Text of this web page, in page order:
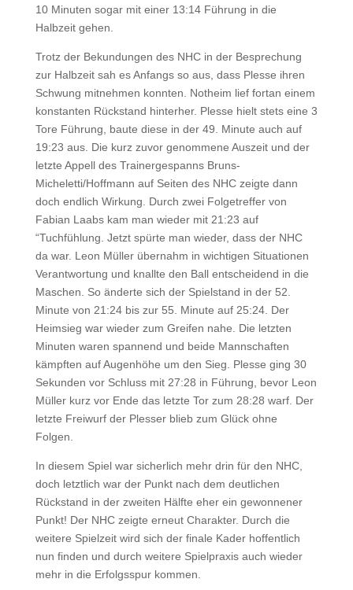
10 Minuten sogar mit einer 13:14 Führung in die
Halbzeit gehen.
Trotz der Bekundungen des NHC in der Besprechung
zur Halbzeit sah es Anfangs so aus, dass Plesse ihren
Schwung mitnehmen konnten. Notheim lief fortan einem
konstanten Rückstand hinterher. Plesse hielt stets eine 3
Tore Führung, baute diese in der 49. Minute auch auf
19:23 aus. Die kurz zuvor genommene Auszeit und der
letzte Appell des Trainergespanns Bruns-
Micheletti/Hoffmann auf Seiten des NHC zeigte dann
doch endlich Wirkung. Durch zwei Folgetreffer von
Fabian Laabs kam man wieder mit 21:23 auf
“Tuchfühlung. Jetzt spürte man wieder, dass der NHC
da war. Leon Müller übernahm in wichtigen Situationen
Verantwortung und knallte den Ball entscheidend in die
Maschen. So änderte sich der Spielstand in der 52.
Minute von 21:24 bis zur 55. Minute auf 25:24. Der
Heimsieg war wieder zum Greifen nahe. Die letzten
Minuten waren spannend und beide Mannschaften
kämpften auf Augenhöhe um den Sieg. Plesse ging 30
Sekunden vor Schluss mit 27:28 in Führung, bevor Leon
Müller kurz vor Ende das letzte Tor zum 28:28 warf. Der
letzte Freiwurf der Plesser blieb zum Glück ohne
Folgen.
In diesem Spiel war sicherlich mehr drin für den NHC,
doch letztlich war der Punkt nach dem deutlichen
Rückstand in der zweiten Hälfte eher ein gewonnener
Punkt! Der NHC zeigte erneut Charakter. Durch die
weitere Spielzeit wird sich der finale Kader hoffentlich
nun finden und durch weitere Spielpraxis auch wieder
mehr in die Erfolgsspur kommen.